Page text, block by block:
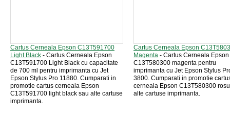
Cartus Cerneala Epson C13T591700
Light Black - Cartus Cerneala Epson
C13T591700 Light Black cu capacitate
de 700 ml pentru imprimanta cu Jet
Epson Stylus Pro 11880. Cumparati in
promotie cartus cerneala Epson
C13T591700 light black sau alte cartuse
imprimanta.
Cartus Cerneala Epson
Magenta - Cartus Cerneala Epson
C13T580300 magenta pentru
imprimanta cu Jet Epson Stylus
3800. Cumparati in promotie
cerneala Epson C13T580300
alte cartuse imprimanta.